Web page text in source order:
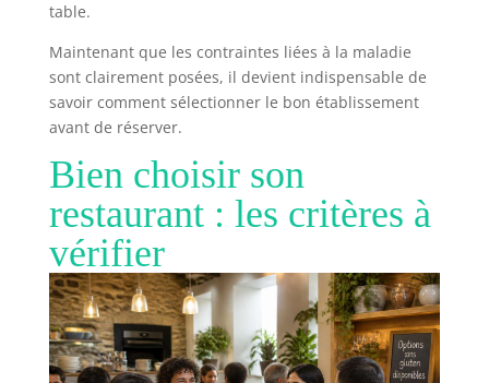
table.
Maintenant que les contraintes liées à la maladie
sont clairement posées, il devient indispensable de
savoir comment sélectionner le bon établissement
avant de réserver.
Bien choisir son
restaurant : les critères à
vérifier